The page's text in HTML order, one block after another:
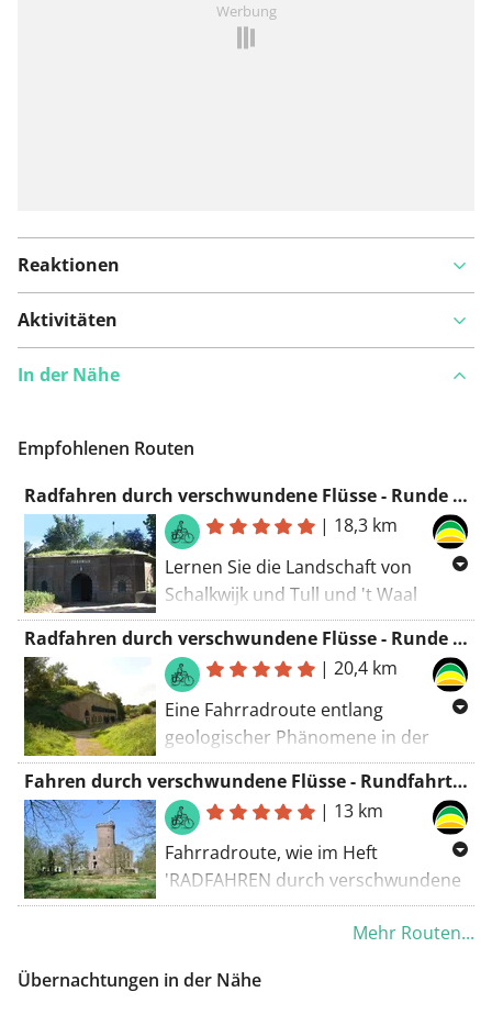
Werbung
Reaktionen
Aktivitäten
In der Nähe
Empfohlenen Routen
Radfahren durch verschwundene Flüsse - Runde Schalkwijk
| 18,3 km
Lernen Sie die Landschaft von
Schalkwijk und Tull und 't Waal
besser kennen.
Entdecken Sie, wie die
Flusslandschaft half, das Land zu
verteidigen.
Radfahren durch verschwundene Flüsse - Runde Houten
|20,4 km
Eine Fahrradroute entlang
geologischer Phänomene in der
Gemeinde Houten. Eine
Veröffentlichung der Provinz
Utrecht, Gemeinde Houten und
Landschaft Erbe Utrecht.
Fahren durch verschwundene Flüsse - Rundfahrt Werkhoven
| 13 km
Fahrradroute, wie im Heft
'RADFAHREN durch verschwundene
Flüsse' erwähnt,
von Landschaft Erbe Utrecht,Mehr Routen...
Übernachtungen in der Nähe